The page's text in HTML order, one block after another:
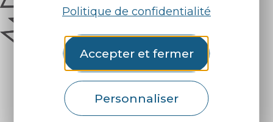
Politique de confidentialité
Accepter et fermer
Personnaliser